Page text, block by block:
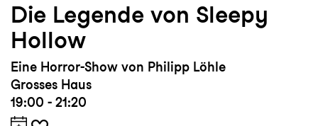
Die Legende von Sleepy
Hollow
Eine Horror-Show von Philipp Löhle
Grosses Haus
19:00 - 21:20